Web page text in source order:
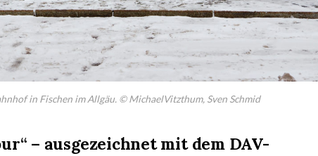
in Fischen im Allgäu. © MichaelVitzthum, Sven Schmid
– ausgezeichnet mit dem DAV-